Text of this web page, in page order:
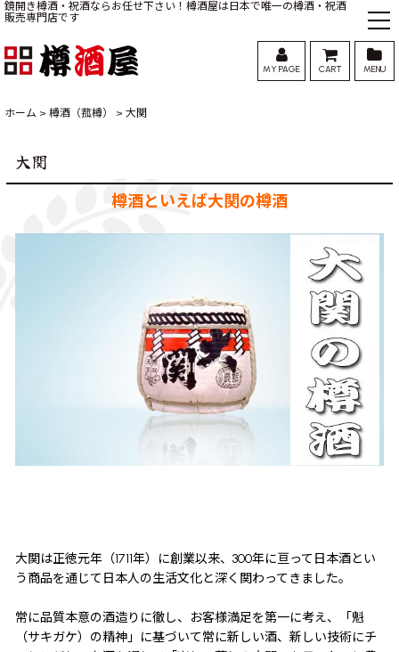
鏡開き樽酒・祝酒ならお任せ下さい！樽酒屋は日本で唯一の樽酒・祝酒
販売専門店です
MY PAGE CART MENU
ホーム > 樽酒（菰樽） > 大関
大関
樽酒といえば大関の樽酒
大関は正徳元年（1711年）に創業以来、300年に亘って日本酒とい
う商品を通じて日本人の生活文化と深く関わってきました。
常に品質本意の酒造りに徹し、お客様満足を第一に考え、「魁
（サキガケ）の精神」に基づいて常に新しい酒、新しい技術にチ